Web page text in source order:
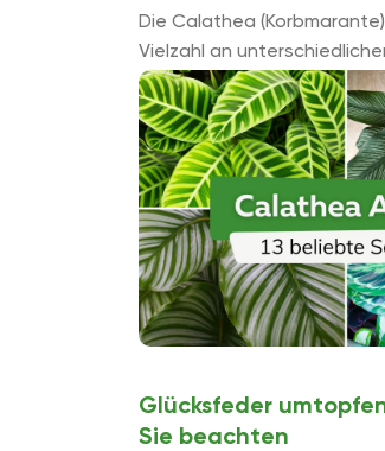
Die Calathea
Vielzahl an
schönsten und
hier mit ihren jeweiligen
Unterschieden
Glücksfeder
Sie beachten